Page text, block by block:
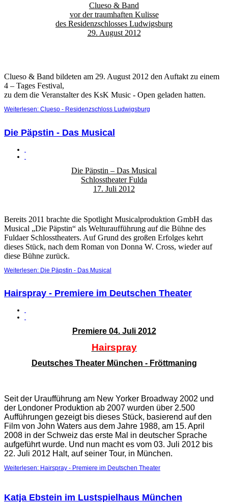
Clueso & Band
vor der traumhaften Kulisse
des Residenzschlosses Ludwigsburg
29. August 2012
Clueso & Band bildeten am 29. August 2012 den Auftakt zu einem
4 – Tages Festival,
zu dem die Veranstalter des KsK Music - Open geladen hatten.
Weiterlesen: Clueso - Residenzschloss Ludwigsburg
Die Päpstin - Das Musical
Die Päpstin – Das Musical
Schlosstheater Fulda
17. Juli 2012
Bereits 2011 brachte die Spotlight Musicalproduktion GmbH das
Musical „Die Päpstin“ als Welturaufführung auf die Bühne des
Fuldaer Schlosstheaters. Auf Grund des großen Erfolges kehrt
dieses Stück, nach dem Roman von Donna W. Cross, wieder auf
diese Bühne zurück.
Weiterlesen: Die Päpstin - Das Musical
Hairspray - Premiere im Deutschen Theater
Premiere 04. Juli 2012
Hairspray
Deutsches Theater München - Fröttmaning
Seit der Uraufführung am New Yorker Broadway 2002 und
der Londoner Produktion ab 2007 wurden über 2.500
Aufführungen gezeigt bis dieses Stück, basierend auf den
Film von John Waters aus dem Jahre 1988, am 15. April
2008 in der Schweiz das erste Mal in deutscher Sprache
aufgeführt wurde. Und nun macht es vom 03. Juli 2012 bis
22. Juli 2012 Halt, auf seiner Tour, in München.
Weiterlesen: Hairspray - Premiere im Deutschen Theater
Katja Ebstein im Lustspielhaus München